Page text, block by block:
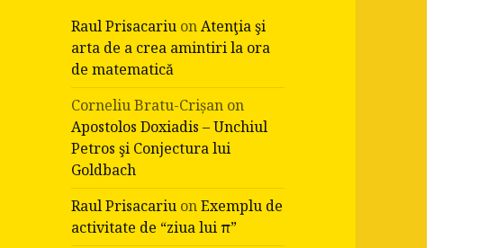
Raul Prisacariu onAtenţia şi
arta de a crea amintiri la ora
de matematică
Corneliu Bratu-Crișan on
Apostolos Doxiadis – Unchiul
Petros şi Conjectura lui
Goldbach
Raul Prisacariu onExemplu de
activitate de “ziua lui π”